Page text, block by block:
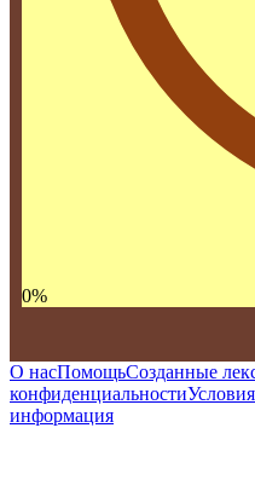
0%
О насПомощьСозданные
конфиденциальности
информация